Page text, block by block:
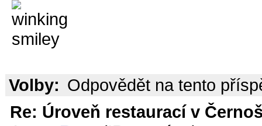
Volby: Odpovědět na tento
Re: Úroveň restaurací v